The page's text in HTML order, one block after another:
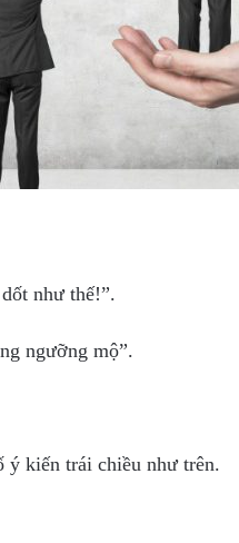
như thế!”.
ngưỡng mộ”.
ý kiến trái chiều như trên.